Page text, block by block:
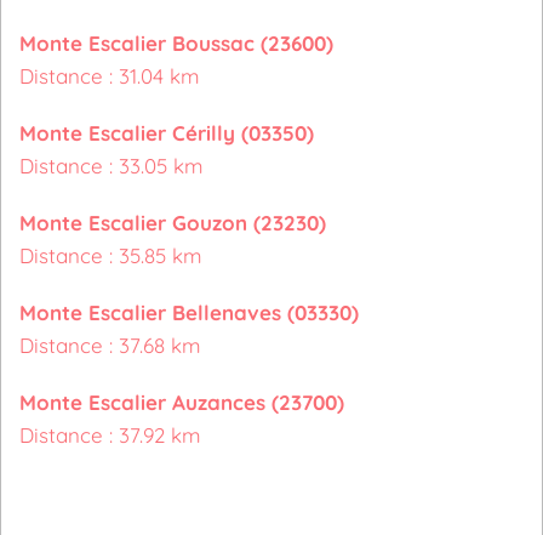
Monte Escalier Boussac (23600)
Distance : 31.04 km
Monte Escalier Cérilly (03350)
Distance : 33.05 km
Monte Escalier Gouzon (23230)
Distance : 35.85 km
Monte Escalier Bellenaves (03330)
Distance : 37.68 km
Monte Escalier Auzances (23700)
Distance : 37.92 km